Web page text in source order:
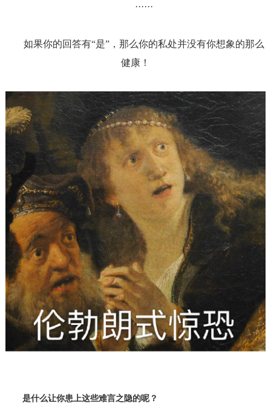
······
如果你的回答有“是”，那么你的私处并没有你想象的那么
健康！
是什么让你患上这些难言之隐的呢？